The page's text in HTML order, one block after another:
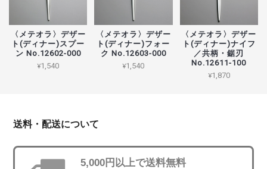
〈メテオラ〉デザー
ト(ディナー)スプー
ン No.12602-000
¥1,540
〈メテオラ〉デザー
ト(ディナー)フォー
ク No.12603-000
¥1,540
〈メテオラ〉デザー
ト(ディナー)ナイフ
／共柄・鋸刃
No.12611-100
¥1,870
送料・配送について
5,000円以上で送料無料